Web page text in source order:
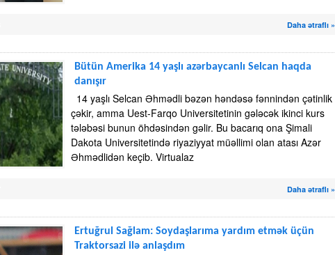
Daha ətraflı »
Bütün Amerika 14 yaşlı azərbaycanlı Selcan haqda
danışır
14 yaşlı Selcan Əhmədli bəzən həndəsə fənnindən çətinlik
çəkir, amma Uest-Farqo Universitetinin gələcək ikinci kurs
tələbəsi bunun öhdəsindən gəlir. Bu bacarıq ona Şimali
Dakota Universitetində riyaziyyat müəllimi olan atası Azər
Əhmədlidən keçib. Virtualaz
Daha ətraflı »
Ertuğrul Sağlam: Soydaşlarıma yardım etmək üçün
Traktorsazi ilə anlaşdım